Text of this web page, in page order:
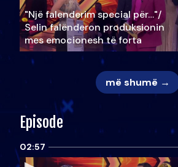
"Një falenderim special për…"/
Selin falënderon produksionin
mes emocionesh të forta
më shumë →
Episode
02:57